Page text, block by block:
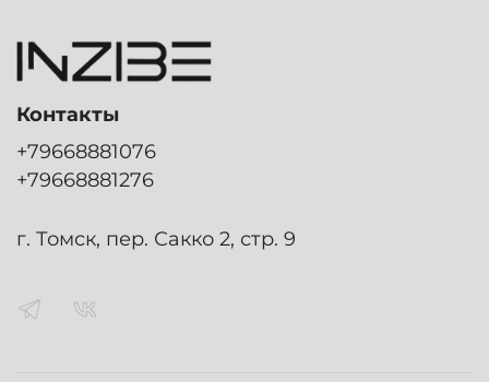
Контакты
+79668881076
+79668881276
г. Томск, пер. Сакко 2, стр. 9